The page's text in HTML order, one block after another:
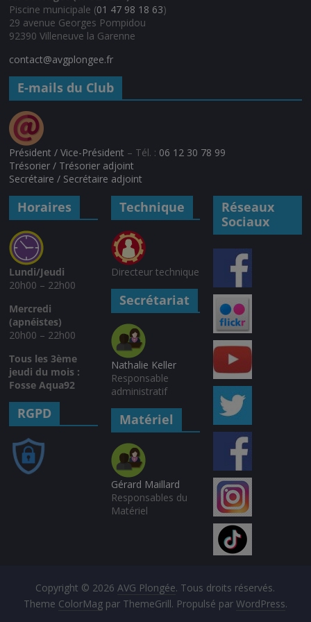
Piscine municipale (01 47 98 18 63)
29 avenue Georges Pompidou
92390 Villeneuve la Garenne
contact@avgplongee.fr
E-mails du Club
Président / Vice-Président – Tél. : 06 12 30 78 99
Trésorier / Trésorier adjoint
Secrétaire / Secrétaire adjoint
Horaires
Lundi/Jeudi
20h00 – 22h00
Mercredi
(apnéistes)
20h00 – 22h00
Tous les 3ème
jeudi du mois :
Fosse Aqua92
RGPD
Technique
Directeur technique
Secrétariat
Nathalie Keller
Responsable
administratif
Matériel
Gérard Maillard
Responsables du
Matériel
Réseaux
Sociaux
Copyright © 2026AVG Plongée. Tous droits réservés.
Theme ColorMagpar ThemeGrill. Propulsé par WordPress.